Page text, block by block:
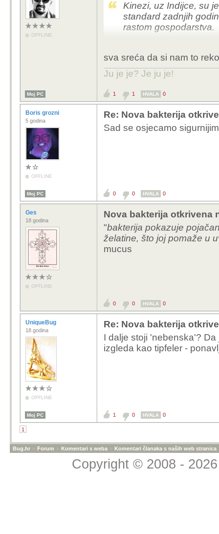
OFFLINE
Kinezi, uz Indijce, su
standard zadnjih
rastom gospodarstva.
sva sreća da si nam to
Ju je je? Je ju je!
Moj PC 1 1 HVALA 0
Boris grozni
5 godina
OFFLINE
Re: Nova bakterija
Sad se osjecamo
Moj PC 0 0 HVALA 0
Ges
18 godina
OFFLINE
Nova bakterija otkrivena
"bakterija pokazuje
želatine, što joj pomaže u
mucus
0 0 HVALA 0
UniqueBug
18 godina
OFFLINE
Re: Nova bakterija
I dalje stoji 'nebenska'?
izgleda kao tipfeler -
Moj PC 1 0 HVALA 0
1
Bug.hr » Forum » Komentari s weba » Komentari članaka s naših web stranica
Copyright © 2008 -